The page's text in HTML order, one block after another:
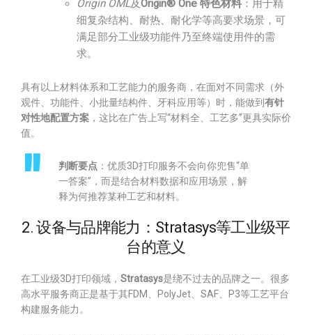
Origin OML及Origin® One 特色材料 ：用于精
细复杂结构、耐热、耐化学等高要求场景，可
满足部分工业级功能件乃至终端使用件的需
求。
具有以上材料体系和工艺能力的服务商，在面对不同需求（外
观件、功能件、小批量结构件、牙科应用等）时，能做到 有针
对性地配置方案 ，这比在广告上写“材料全、工艺多”更具实际价
值。
判断要点 ：优质3D打印服务不会向你兜售“单
一答案”，而是结合材料数据和应用场景，解
释为何推荐某种工艺和材料。
2. 设备与品牌能力：Stratasys等工业级平
台的意义
在工业级3D打印领域， Stratasys是绕不过去的品牌之一。很多
高水平服务商正是基于其FDM、PolyJet、SAF、P3等工艺平台
构建服务能力。